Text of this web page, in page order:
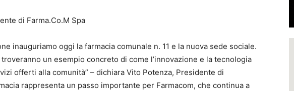
di Farma.Co.M Spa
inauguriamo oggi la farmacia comunale n. 11 e la nuova sede sociale.
un esempio concreto di come l’innovazione e la tecnologia
offerti alla comunità” – dichiara Vito Potenza, Presidente di
rappresenta un passo importante per Farmacom, che continua a